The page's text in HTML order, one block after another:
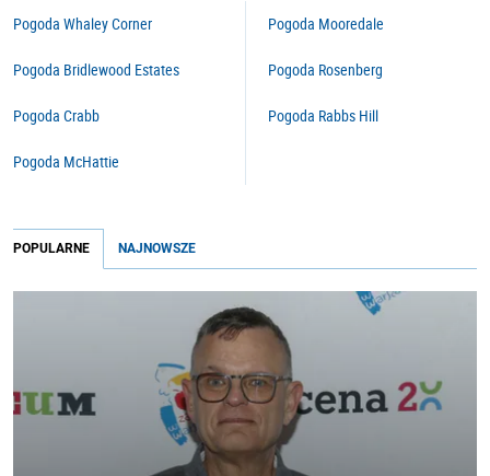
Pogoda Whaley Corner
Pogoda Bridlewood Estates
Pogoda Crabb
Pogoda McHattie
Pogoda Mooredale
Pogoda Rosenberg
Pogoda Rabbs Hill
POPULARNE NAJNOWSZE